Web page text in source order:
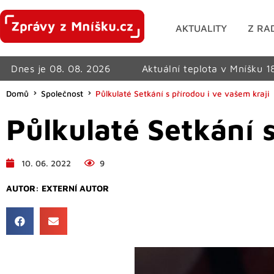
AKTUALITY Z
Dnes je 08. 08. 2026 Aktuální teplota v Mníšku
Domů Společnost Půlkulaté Setkání s přírodou i ve vašem kraji
Půlkulaté Setkání
10. 06. 2022 9
AUTOR: EXTERNÍ AUTOR